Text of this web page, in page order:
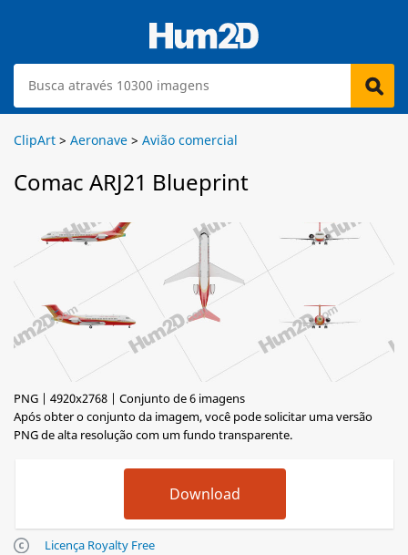
ClipArt > Aeronave > Avião comercial
Comac ARJ21 Blueprint
PNG | 4920x2768 | Conjunto de 6 imagens
Após obter o conjunto da imagem, você pode solicitar uma versão
PNG de alta resolução com um fundo transparente.
Licença Royalty Free